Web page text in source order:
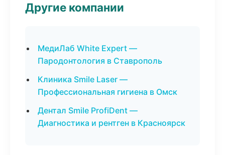
Другие компании
МедиЛаб White Expert —
Пародонтология в Ставрополь
Клиника Smile Laser —
Профессиональная гигиена в Омск
Дентал Smile ProfiDent —
Диагностика и рентген в Красноярск